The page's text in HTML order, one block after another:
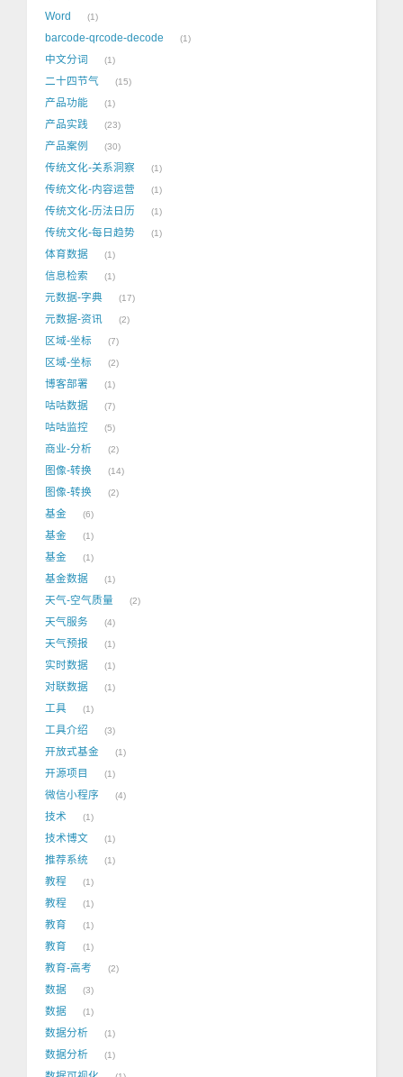
Word 1
barcode-qrcode-decode 1
中文分词 1
二十四节气 15
产品功能 1
产品实践 23
产品案例 30
传统文化-关系洞察 1
传统文化-内容运营 1
传统文化-历法日历 1
传统文化-每日趋势 1
体育数据 1
信息检索 1
元数据-字典 17
元数据-资讯 2
区域-坐标 7
区域-坐标 2
博客部署 1
咕咕数据 7
咕咕监控 5
商业-分析 2
图像-转换 14
图像-转换 2
基金 6
基金 1
基金 1
基金数据 1
天气-空气质量 2
天气服务 4
天气预报 1
实时数据 1
对联数据 1
工具 1
工具介绍 3
开放式基金 1
开源项目 1
微信小程序 4
技术 1
技术博文 1
推荐系统 1
教程 1
教程 1
教育 1
教育 1
教育-高考 2
数据 3
数据 1
数据分析 1
数据分析 1